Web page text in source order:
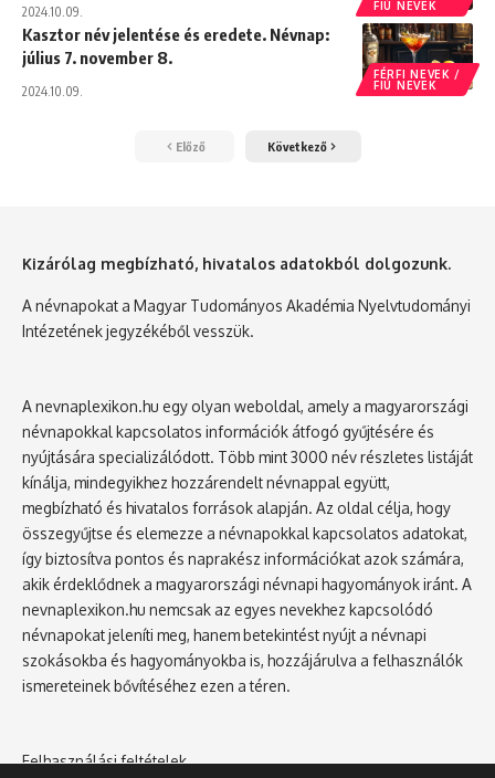
FIÚ NEVEK
2024.10.09.
FÉRFI NEVEK /
FIÚ NEVEK
Kasztor név jelentése és eredete. Névnap:
július 7. november 8.
2024.10.09.
Előző Következő
Kizárólag megbízható, hivatalos adatokból dolgozunk.
A névnapokat a Magyar Tudományos Akadémia Nyelvtudományi
Intézetének jegyzékéből vesszük.
A nevnaplexikon.hu egy olyan weboldal, amely a magyarországi
névnapokkal kapcsolatos információk átfogó gyűjtésére és
nyújtására specializálódott. Több mint 3000 név részletes listáját
kínálja, mindegyikhez hozzárendelt névnappal együtt,
megbízható és hivatalos források alapján. Az oldal célja, hogy
összegyűjtse és elemezze a névnapokkal kapcsolatos adatokat,
így biztosítva pontos és naprakész információkat azok számára,
akik érdeklődnek a magyarországi névnapi hagyományok iránt. A
nevnaplexikon.hu nemcsak az egyes nevekhez kapcsolódó
névnapokat jeleníti meg, hanem betekintést nyújt a névnapi
szokásokba és hagyományokba is, hozzájárulva a felhasználók
ismereteinek bővítéséhez ezen a téren.
Felhasználási feltételek